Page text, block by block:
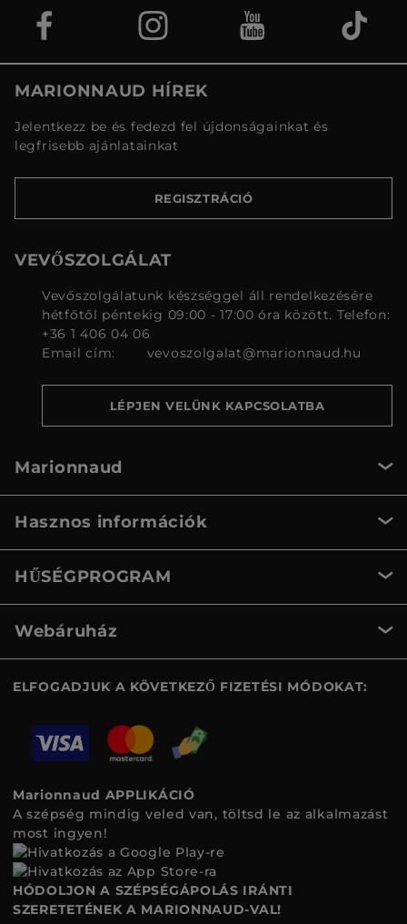
MARIONNAUD HÍREK
Jelentkezz be és fedezd fel újdonságainkat és
legfrisebb ajánlatainkat
REGISZTRÁCIÓ
VEVŐSZOLGÁLAT
Vevőszolgálatunk készséggel áll rendelkezésére
hétfőtől péntekig 09:00 - 17:00 óra között. Telefon:
+36 1 406 04 06
Email cím:
vevoszolgalat@marionnaud.hu
LÉPJEN VELÜNK KAPCSOLATBA
Marionnaud
Hasznos információk
HŰSÉGPROGRAM
Webáruház
ELFOGADJUK A KÖVETKEZŐ FIZETÉSI MÓDOKAT:
Marionnaud APPLIKÁCIÓ
A szépség mindig veled van, töltsd le az alkalmazást
most ingyen!
HÓDOLJON A SZÉPSÉGÁPOLÁS IRÁNTI
SZERETETÉNEK A MARIONNAUD-VAL!